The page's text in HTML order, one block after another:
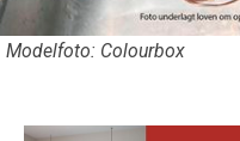
Modelfoto: Colourbox